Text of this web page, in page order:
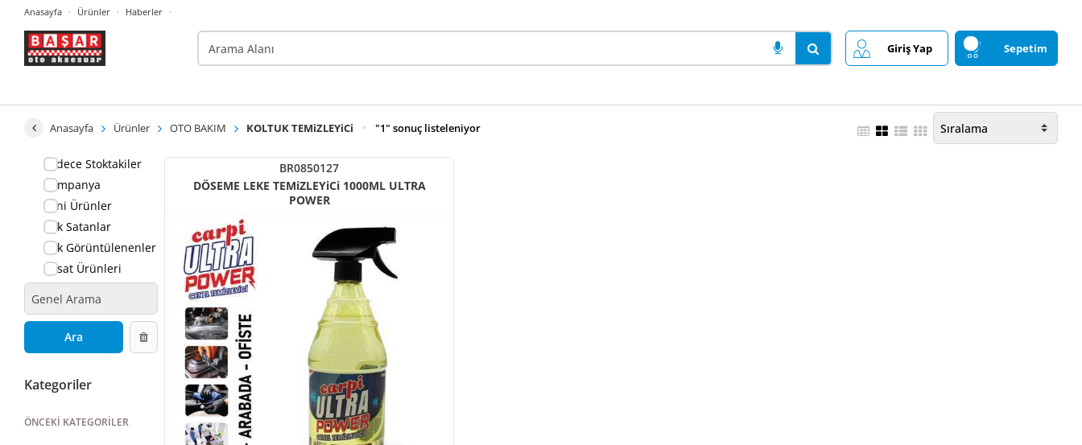
Anasayfa Ürünler Haberler
Giriş Yap Sepetim
Anasayfa Ürünler OTO BAKIM KOLTUK TEMiZLEYiCi "1" sonuç listeleniyor
Sadece Stoktakiler
Kampanya
Yeni Ürünler
Çok Satanlar
Çok Görüntülenenler
Fırsat Ürünleri
Ara
Kategoriler
ÖNCEKI KATEGORILER
BR0850127
DÖSEME LEKE TEMiZLEYiCi 1000ML ULTRA
POWER